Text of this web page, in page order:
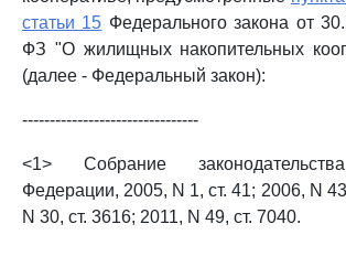
статьи 15 Федерального закона от
ФЗ "О жилищных накопительных
(далее - Федеральный закон):
--------------------------------
<1> Собрание
Федерации, 2005, N 1, ст. 41; 2006, N
N 30, ст. 3616; 2011, N 49, ст. 7040.